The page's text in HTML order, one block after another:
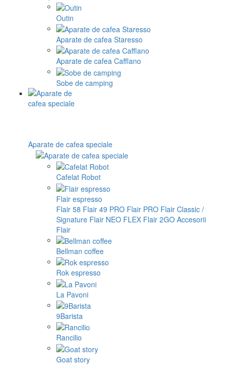
Outin
Aparate de cafea Staresso
Aparate de cafea Cafflano
Sobe de camping
Aparate de cafea speciale
Cafelat Robot
Flair espresso
Flair 58 Flair 49 PRO Flair PRO Flair Classic /
Signature Flair NEO FLEX Flair 2GO Accesorii
Flair
Bellman coffee
Rok espresso
La Pavoni
9Barista
Rancilio
Goat story